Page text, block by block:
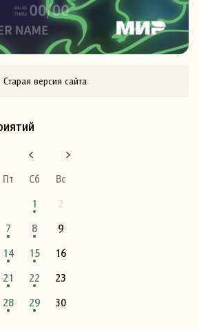
Старая версия сайта
Пт Сб
Вс
1
2
7 8
9
14 15
16
21 22
23
28 29
30